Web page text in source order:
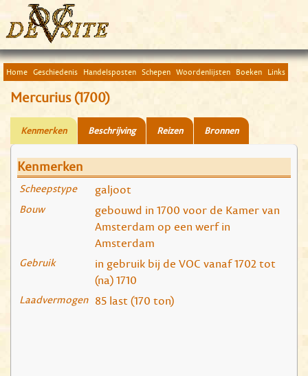
Home Geschiedenis Handelsposten Schepen Woordenlijsten Boeken Links
Mercurius (1700)
Kenmerken Beschrijving Reizen Bronnen
Kenmerken
Scheepstype galjoot
Bouw
gebouwd in 1700 voor de Kamer van
Amsterdam op een werf in
Amsterdam
Gebruik
in gebruik bij de VOC vanaf 1702 tot
(na) 1710
Laadvermogen 85 last (170 ton)